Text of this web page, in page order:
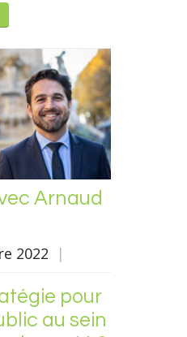
Arnaud
2022 |
pour
au sein